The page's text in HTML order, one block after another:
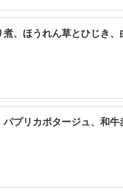
開設
ほうれん草とひじき、
リカポタージュ、和牛